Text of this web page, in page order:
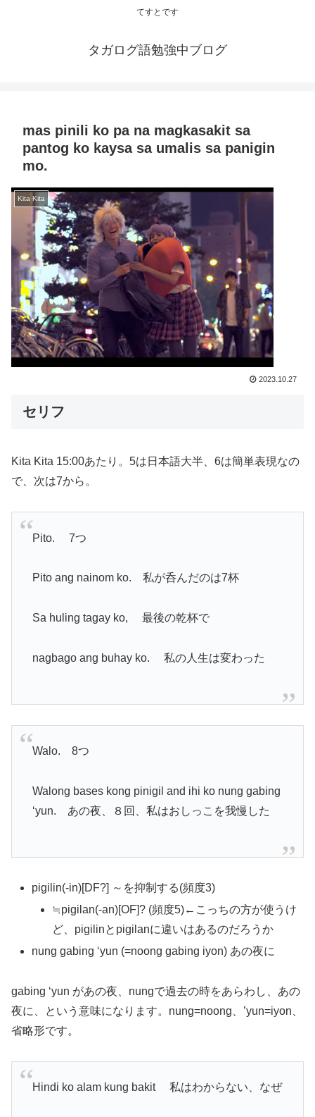
てすとです
タガログ語勉強中ブログ
mas pinili ko pa na magkasakit sa
pantog ko kaysa sa umalis sa panigin
mo.
Kita Kita
2023.10.27
セリフ
Kita Kita 15:00あたり。5は日本語大半、6は簡単表現なの
で、次は7から。
Pito. 7つ
Pito ang nainom ko. 私が呑んだのは7杯
Sa huling tagay ko, 最後の乾杯で
nagbago ang buhay ko. 私の人生は変わった
Walo. 8つ
Walong bases kong pinigil and ihi ko nung gabing
‘yun. あの夜、８回、私はおしっこを我慢した
pigilin(-in)[DF?] ～を抑制する(頻度3)
≒pigilan(-an)[OF]? (頻度5)←こっちの方が使うけ
ど、pigilinとpigilanに違いはあるのだろうか
nung gabing ‘yun (=noong gabing iyon) あの夜に
gabing ‘yun があの夜、nungで過去の時をあらわし、あの
夜に、という意味になります。nung=noong、’yun=iyon、
省略形です。
Hindi ko alam kung bakit 私はわからない、なぜ